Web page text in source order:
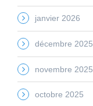
janvier 2026
décembre 2025
novembre 2025
octobre 2025